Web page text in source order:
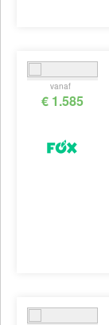
vanaf
€ 1.585